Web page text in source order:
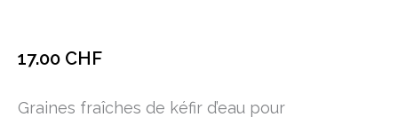
17.00 CHF
Graines fraîches de kéfir d’eau pour